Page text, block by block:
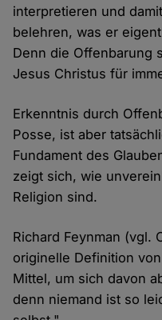
interpretieren und
belehren, was er
Denn die Offenbarung
Jesus Christus für
Erkenntnis durch
Posse, ist aber
Fundament des
zeigt sich, wie
Religion sind.
Richard Feynman (vgl.
originelle Definition
Mittel, um sich davon
denn niemand ist so